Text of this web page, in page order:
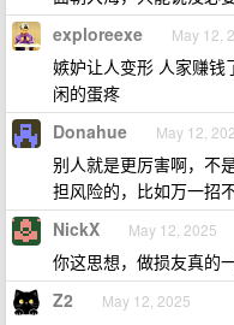
exploreexe May 12,
嫉妒让人变形 人家赚钱
闲的蛋疼
Donahue May 12,
别人就是更厉害啊，不
担风险的，比如万一招
NickX May 12, 2025
你这思想，做损友真的
Z2 May 12, 2025